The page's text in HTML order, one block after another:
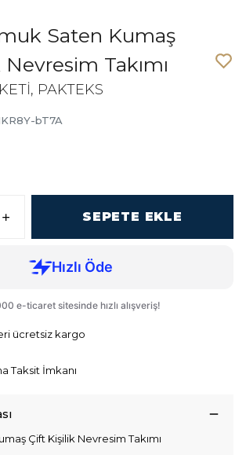
Saten Kumaş
Takımı
PAKTEKS
bT7A
SEPETE EKLE
ücretsiz kargo
Taksit İmkanı
Çift Kişilik Nevresim Takımı